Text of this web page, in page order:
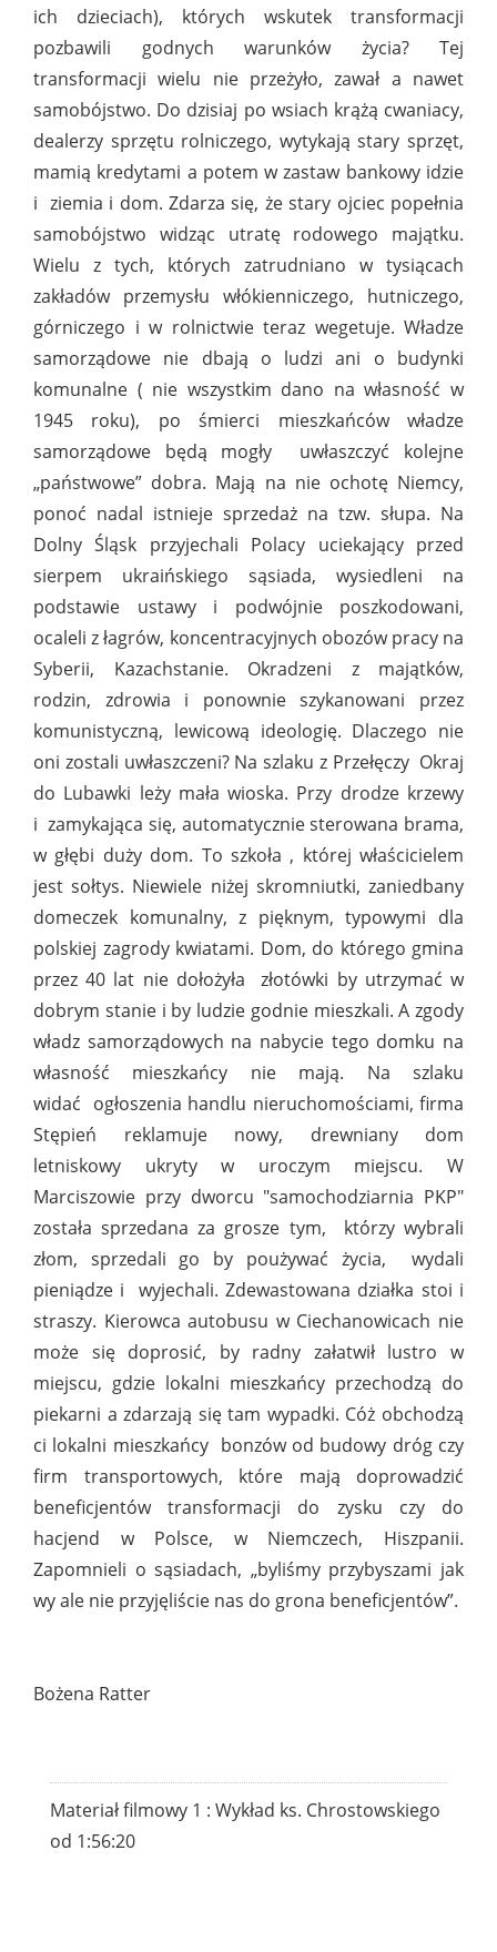
ich dzieciach), których wskutek transformacji
pozbawili godnych warunków życia? Tej
transformacji wielu nie przeżyło, zawał a nawet
samobójstwo. Do dzisiaj po wsiach krążą cwaniacy,
dealerzy sprzętu rolniczego, wytykają stary sprzęt,
mamią kredytami a potem w zastaw bankowy idzie
i ziemia i dom. Zdarza się, że stary ojciec popełnia
samobójstwo widząc utratę rodowego majątku.
Wielu z tych, których zatrudniano w tysiącach
zakładów przemysłu włókienniczego, hutniczego,
górniczego i w rolnictwie teraz wegetuje. Władze
samorządowe nie dbają o ludzi ani o budynki
komunalne ( nie wszystkim dano na własność w
1945 roku), po śmierci mieszkańców władze
samorządowe będą mogły
uwłaszczyć kolejne
„państwowe” dobra. Mają na nie ochotę Niemcy,
ponoć nadal istnieje sprzedaż na tzw. słupa. Na
Dolny Śląsk przyjechali Polacy uciekający przed
sierpem ukraińskiego sąsiada, wysiedleni na
podstawie ustawy i podwójnie poszkodowani,
ocaleli z łagrów, koncentracyjnych obozów pracy na
Syberii, Kazachstanie. Okradzeni z majątków,
rodzin, zdrowia i ponownie szykanowani przez
komunistyczną, lewicową ideologię. Dlaczego nie
oni zostali uwłaszczeni? Na szlaku z Przełęczy Okraj
do Lubawki leży mała wioska. Przy drodze krzewy
i zamykająca się, automatycznie sterowana brama,
w głębi duży dom. To szkoła , której właścicielem
jest sołtys. Niewiele niżej skromniutki, zaniedbany
domeczek komunalny, z pięknym, typowymi dla
polskiej zagrody kwiatami. Dom, do którego gmina
przez 40 lat nie dołożyła
złotówki by utrzymać w
dobrym stanie i by ludzie godnie mieszkali. A zgody
władz samorządowych na nabycie tego domku na
własność mieszkańcy nie mają. Na szlaku
widać ogłoszenia handlu nieruchomościami, firma
Stępień reklamuje nowy, drewniany dom
letniskowy ukryty w uroczym miejscu. W
Marciszowie przy dworcu "samochodziarnia PKP"
została sprzedana za grosze tym,
którzy wybrali
złom, sprzedali go by poużywać życia, wydali
pieniądze i wyjechali. Zdewastowana działka stoi i
straszy. Kierowca autobusu w Ciechanowicach nie
może się doprosić, by radny załatwił lustro w
miejscu, gdzie lokalni mieszkańcy przechodzą do
piekarni a zdarzają się tam wypadki. Cóż obchodzą
ci lokalni mieszkańcy bonzów od budowy dróg czy
firm transportowych, które mają doprowadzić
beneficjentów transformacji do zysku czy do
hacjend w Polsce, w Niemczech, Hiszpanii.
Zapomnieli o sąsiadach, „byliśmy przybyszami jak
wy ale nie przyjęliście nas do grona beneficjentów”.
Bożena Ratter
Materiał filmowy 1 : Wykład ks. Chrostowskiego
od 1:56:20